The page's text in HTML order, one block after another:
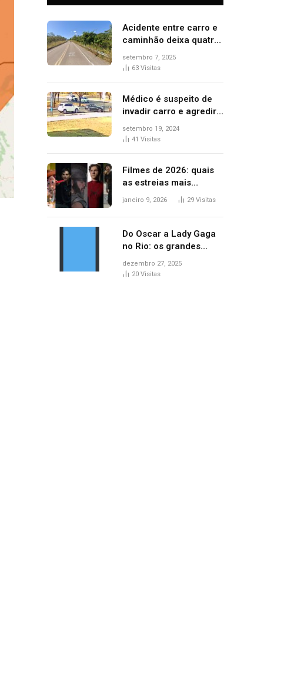
Acidente entre carro e
caminhão deixa quatro
pessoas feridas e uma
mulher morta na TO-
setembro 7, 2025
63 Visitas
Médico é suspeito de
invadir carro e agredir
delegado aposentado
durante confusão no
setembro 19, 2024
41 Visitas
Filmes de 2026: quais
as estreias mais
aguardadas do ano?
janeiro 9, 2026 29 Visitas
Do Oscar a Lady Gaga
no Rio: os grandes
marcos da cultura em
2025
dezembro 27, 2025
20 Visitas